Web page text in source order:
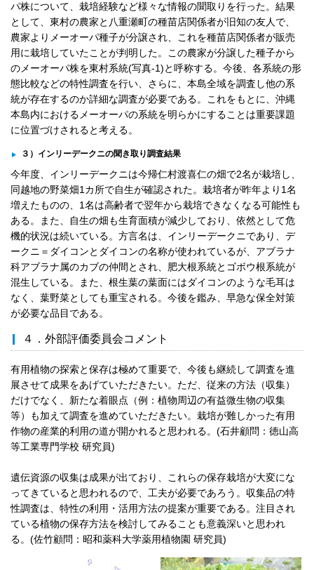
パ株について、栽培経験など様々な情報の聞取りを行った。結果
として、東村の農家と八重瀬町の種苗店関係者が旧知の友人で、
農家よりメーオーパ種子が分譲され、これを種苗店関係者が販売
用に栽培していたことが判明した。この農家が分譲した種子から
のメーオーパ株を東村系統(写真-1)と呼称する。今後、各系統の形
態比較などの特性調査を行い、さらに、本島全域を調査し他の系
統が存在するのか詳細な調査が必要である。これをもとに、沖縄
本島内におけるメーオーパの系統を明らかにすることは重要課題
に位置づけされると考える。
３）インリーデークニの聞き取り調査結果
今年度、インリーデークニは今帰仁村渡喜仁の畑で2名が栽培し、
同越地の野菜畑1カ所で自生が確認された。栽培者が昨年より1名
増えたものの、1名は高齢者で翌年から栽培できなくなる可能性も
ある。また、自生の畑も生育面積が減少しており、依然として危
機的状況は続いている。方言名は、インリーデークニであり、デ
ークニ＝ダイコンとダイコンの名称が使われているが、アブラナ
科アブラナ属のカブの仲間とされ、肥大根系統とゴボウ根系統が
混生している。また、根生葉の葉面にはダイコンのような毛耳は
なく、葉野菜としても重宝される。今後を鑑み、早急な保全対策
が必要な品目である。
４．外部評価委員会コメント
有用植物の探索と保存は極めて重要で、今後も継続して調査を進
展させて成果をあげていただきたい。ただ、従来の方法（収集）
だけでなく、新たな着眼点（例：植物周辺の有益微生物の収集
等）も加えて調査を進めていただきたい。栽培が難しかった有用
作物の産業的利用の道が開かれると思われる。(石井顧問：徳山高
等工業専門学校 研究員)
遺伝資源の収集は成果が出ており、これらの保存栽培が大変にな
ってきていると思われるので、工夫が必要であろう。収集品の特
性調査は、特性の利用・活用方法の提案が重要である。注目され
ている植物の保存方法を検討してみることも意義深いと思われ
る。(佐竹顧問：昭和薬科大学薬用植物園 研究員)